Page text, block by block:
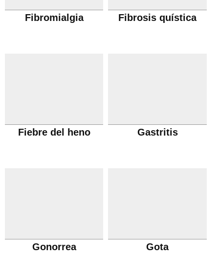
Fibromialgia Fibrosis quística
Fiebre del heno Gastritis
Gonorrea Gota